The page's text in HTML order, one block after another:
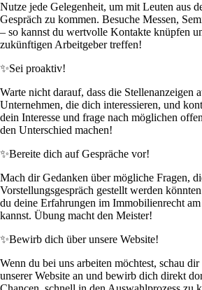
Nutze jede Gelegenheit, um mit Leuten aus
Gespräch zu kommen. Besuche Messen,
– so kannst du wertvolle Kontakte knüpfen
zukünftigen Arbeitgeber treffen!
✨Sei proaktiv!
Warte nicht darauf, dass die Stellenanzeigen
Unternehmen, die dich interessieren, und
dein Interesse und frage nach möglichen
den Unterschied machen!
✨Bereite dich auf Gespräche vor!
Mach dir Gedanken über mögliche Fragen,
Vorstellungsgespräch gestellt werden
du deine Erfahrungen im Immobilienrecht am
kannst. Übung macht den Meister!
✨Bewirb dich über unsere Website!
Wenn du bei uns arbeiten möchtest, schau
unserer Website an und bewirb dich direkt